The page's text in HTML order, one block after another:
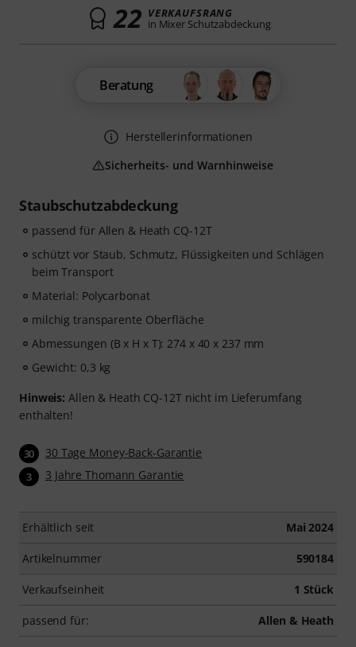
Staubschutzabdeckung
passend für Allen & Heath CQ-12T
schützt vor Staub, Schmutz, Flüssigkeiten und Schlägen
beim Transport
Material: Polycarbonat
milchig transparente Oberfläche
Abmessungen (B x H x T): 274 x 40 x 237 mm
Gewicht: 0,3 kg
Hinweis: Allen & Heath CQ-12T nicht im Lieferumfang
enthalten!
30 30 Tage Money-Back-Garantie
3 3 Jahre Thomann Garantie
Erhältlich seit Mai 2024
Artikelnummer 590184
Verkaufseinheit 1 Stück
passend für: Allen & Heath
22 VERKAUFSRANG
in Mixer Schutzabdeckung
Beratung
Herstellerinformationen
Sicherheits- und Warnhinweise